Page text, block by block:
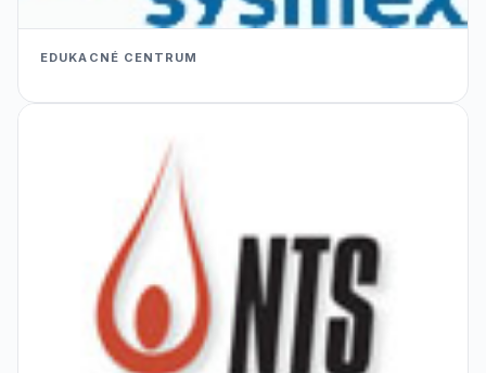
EDUKACNÉ CENTRUM